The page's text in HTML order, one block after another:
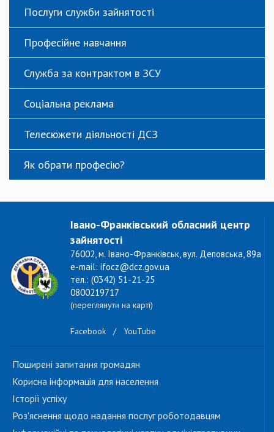
Послуги служби зайнятості
Професійне навчання
Служба за контрактом в ЗСУ
Соціальна реклама
Телесюжети діяльності ДСЗ
Як обрати професію?
Івано-Франківський обласний центр
зайнятості
76002, м. Івано-Франківськ, вул. Деповська, 89а
e-mail: ifocz@dcz.gov.ua
тел.: (0342) 51-21-25
0800219717
(переглянути на карті)
Facebook / YouTube
Поширені запитання громадян
Корисна інформація для населення
Історії успіху
Роз'яснення щодо надання послуг роботодавцям